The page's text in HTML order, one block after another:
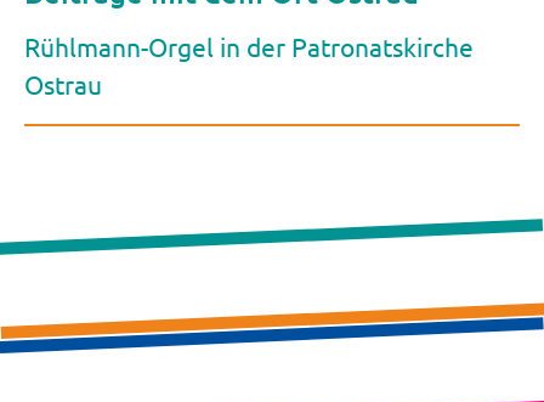
Rühlmann-Orgel in der Patronatskirche
Ostrau